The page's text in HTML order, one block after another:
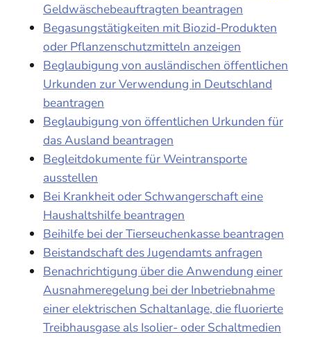
Geldwäschebeauftragten beantragen
Begasungstätigkeiten mit Biozid-Produkten
oder Pflanzenschutzmitteln anzeigen
Beglaubigung von ausländischen öffentlichen
Urkunden zur Verwendung in Deutschland
beantragen
Beglaubigung von öffentlichen Urkunden für
das Ausland beantragen
Begleitdokumente für Weintransporte
ausstellen
Bei Krankheit oder Schwangerschaft eine
Haushaltshilfe beantragen
Beihilfe bei der Tierseuchenkasse beantragen
Beistandschaft des Jugendamts anfragen
Benachrichtigung über die Anwendung einer
Ausnahmeregelung bei der Inbetriebnahme
einer elektrischen Schaltanlage, die fluorierte
Treibhausgase als Isolier- oder Schaltmedien